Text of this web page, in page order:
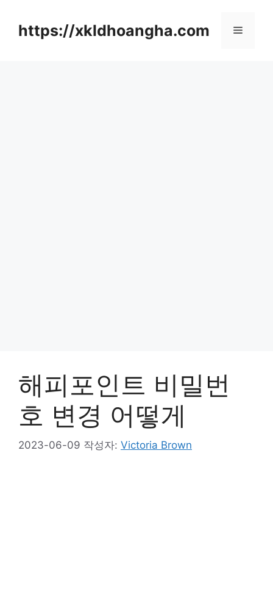
https://xkldhoangha.com 메
해피포인트 비밀번
호 변경 어떻게
2023-06-09 작성자: Victoria Brown